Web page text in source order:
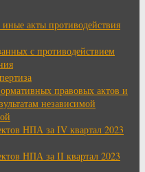
акты противодействия
с противодействием
правовых актов и
независимой
НПА за IV квартал 2023
НПА за II квартал 2023